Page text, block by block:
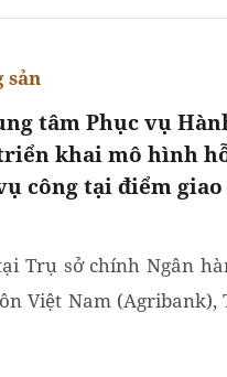
tâm Phục vụ
khai mô hình
công tại điểm giao
sản
Trụ sở chính Ngân
Việt Nam (Agribank),